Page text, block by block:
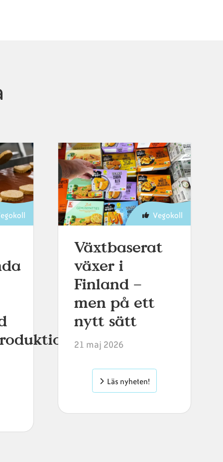
Vegokoll
Växtbaserat
växer i
Finland –
men på ett
nytt sätt
21 maj 2026
Läs nyheten!